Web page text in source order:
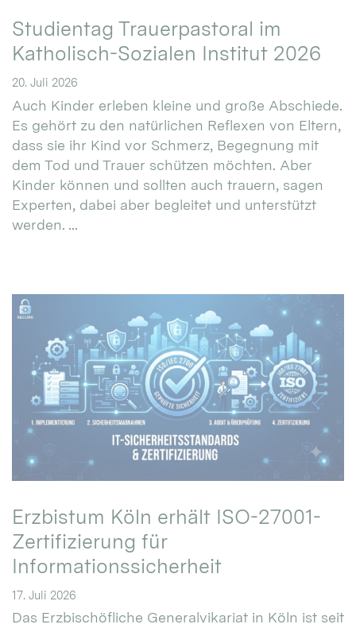
Studientag Trauerpastoral im
Katholisch-Sozialen Institut 2026
20. Juli 2026
Auch Kinder erleben kleine und große Abschiede.
Es gehört zu den natürlichen Reflexen von Eltern,
dass sie ihr Kind vor Schmerz, Begegnung mit
dem Tod und Trauer schützen möchten. Aber
Kinder können und sollten auch trauern, sagen
Experten, dabei aber begleitet und unterstützt
werden. ...
Erzbistum Köln erhält ISO-27001-
Zertifizierung für
Informationssicherheit
17. Juli 2026
Das Erzbischöfliche Generalvikariat in Köln ist seit